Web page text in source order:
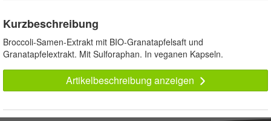
Kurzbeschreibung
Broccoli-Samen-Extrakt mit BIO-Granatapfelsaft und
Granatapfelextrakt. Mit Sulforaphan. In veganen Kapseln.
Artikelbeschreibung anzeigen